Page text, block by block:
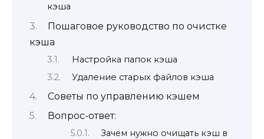
кэша
Пошаговое руководство по очистке
кэша
Настройка папок кэша
Удаление старых файлов кэша
Советы по управлению кэшем
Вопрос-ответ:
Зачем нужно очищать кэш в